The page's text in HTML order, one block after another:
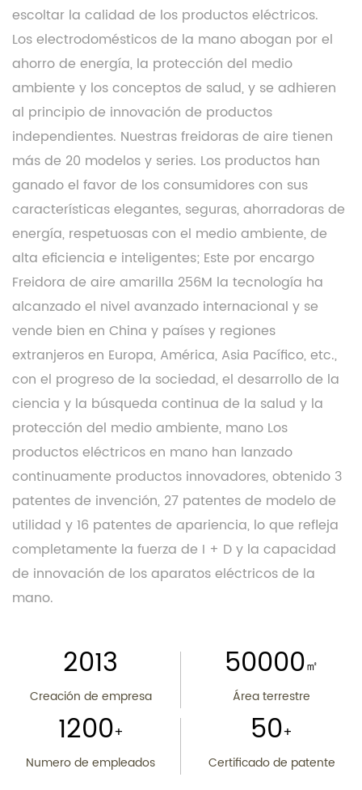
escoltar la calidad de los productos eléctricos.
Los electrodomésticos de la mano abogan por el
ahorro de energía, la protección del medio
ambiente y los conceptos de salud, y se adhieren
al principio de innovación de productos
independientes. Nuestras freidoras de aire tienen
más de 20 modelos y series. Los productos han
ganado el favor de los consumidores con sus
características elegantes, seguras, ahorradoras de
energía, respetuosas con el medio ambiente, de
alta eficiencia e inteligentes; Este por encargo
Freidora de aire amarilla 256M la tecnología ha
alcanzado el nivel avanzado internacional y se
vende bien en China y países y regiones
extranjeros en Europa, América, Asia Pacífico, etc.,
con el progreso de la sociedad, el desarrollo de la
ciencia y la búsqueda continua de la salud y la
protección del medio ambiente, mano Los
productos eléctricos en mano han lanzado
continuamente productos innovadores, obtenido 3
patentes de invención, 27 patentes de modelo de
utilidad y 16 patentes de apariencia, lo que refleja
completamente la fuerza de I + D y la capacidad
de innovación de los aparatos eléctricos de la
mano.
2013
Creación de empresa
50000㎡
Área terrestre
1200+
Numero de empleados
50+
Certificado de patente